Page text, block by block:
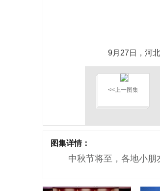
9月27日，河
<<上一图集
图集详情：
中秋节将至，各地小朋